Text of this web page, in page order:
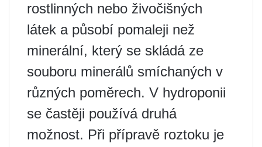
rostlinných nebo živočišných
látek a působí pomaleji než
minerální, který se skládá ze
souboru minerálů smíchaných v
různých poměrech. V hydroponii
se častěji používá druhá
možnost. Při přípravě roztoku je